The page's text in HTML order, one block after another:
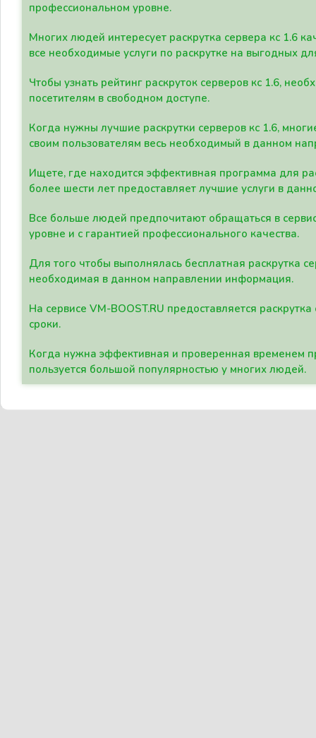
профессиональном уровне.
Многих людей интересует раскрутка сервера кс 1.6
все необходимые услуги по раскрутке на выгодных
Чтобы узнать рейтинг раскруток серверов кс 1.6,
посетителям в свободном доступе.
Когда нужны лучшие раскрутки серверов кс 1.6,
своим пользователям весь необходимый в данном
Ищете, где находится эффективная программа для
более шести лет предоставляет лучшие услуги в
Все больше людей предпочитают обращаться в
уровне и с гарантией профессионального качества.
Для того чтобы выполнялась бесплатная раскрутка
необходимая в данном направлении информация.
На сервисе VM-BOOST.RU предоставляется
сроки.
Когда нужна эффективная и проверенная временем
пользуется большой популярностью у многих людей.